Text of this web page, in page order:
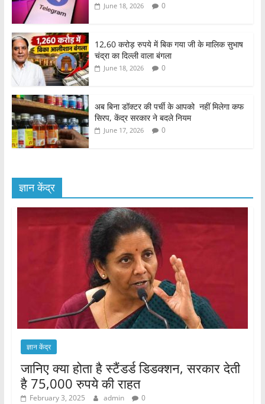
June 18, 2026 0
12,60 करोड़ रुपये में बिक गया जी के मालिक सुभाष
चंद्रा का दिल्ली वाला बंगला
June 18, 2026 0
अब बिना डॉक्टर की पर्ची के आपको नहीं मिलेगा कफ
सिरप, केंद्र सरकार ने बदले नियम
June 17, 2026 0
ज्ञान केंद्र
ज्ञान केंद्र
जानिए क्या होता है स्टैंडर्ड डिडक्शन, सरकार देती
है 75,000 रुपये की राहत
February 3, 2025 admin 0